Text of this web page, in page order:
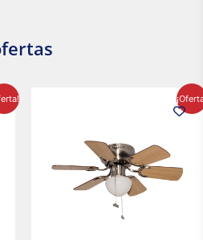
$1,450.23.
precio
actual